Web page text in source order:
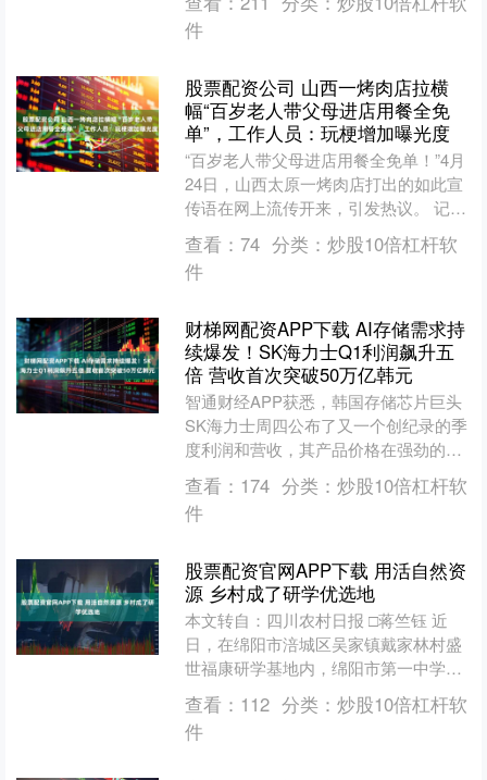
已今非昔比。许多厂商相继....
件
股票配资公司 山西一烤肉店拉横
幅“百岁老人带父母进店用餐全免
单”，工作人员：玩梗增加曝光度
“百岁老人带父母进店用餐全免单！”4月
24日，山西太原一烤肉店打出的如此宣
传语在网上流传开来，引发热议。 记者
注意到，一个疑似该店工作人员的账号
已连续两天发布了....
查看： 74 分类： 炒股10倍杠杆软
件
财梯网配资APP下载 AI存储需求持
续爆发！SK海力士Q1利润飙升五
倍 营收首次突破50万亿韩元
智通财经APP获悉，韩国存储芯片巨头
SK海力士周四公布了又一个创纪录的季
度利润和营收，其产品价格在强劲的人
工智能需求推动下持续飙升。尽管盈利
基本符合预期，但营收....
查看： 174 分类： 炒股10倍杠杆软
件
股票配资官网APP下载 用活自然资
源 乡村成了研学优选地
本文转自：四川农村日报 □蒋竺钰 近
日，在绵阳市涪城区吴家镇戴家林村盛
世福康研学基地内，绵阳市第一中学
600余名学子齐聚于此，沉浸式参与徒
步研学与丹青绘脸谱手工....
查看： 112 分类： 炒股10倍杠杆软
件